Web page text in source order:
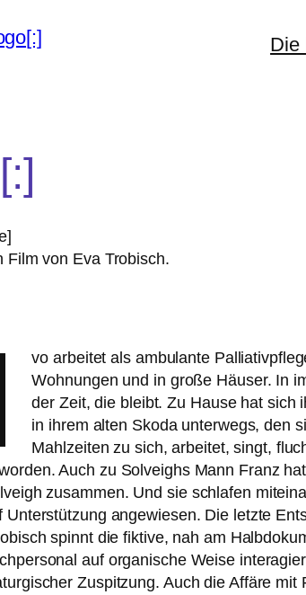
Die
Film von Eva Trobisch.
vo arbei­tet als ambu­lan­te
Wohnungen und in gro­ße Häuser. In
der Zeit, die bleibt. Zu Hause hat sich
in ihrem alten Skoda unter­wegs, den
Mahlzeiten zu sich, arbei­tet, singt,
Auch zu Solveighs Mann Franz
zusam­men. Und sie schla­fen
Unterstützung ange­wie­sen. Die letz­te
spinnt die fik­ti­ve, nah am
auf orga­ni­sche Weise
Zuspitzung. Auch die Affäre